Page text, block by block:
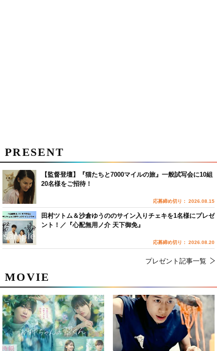
MOVIE
PRESENT
【監督登壇】『猫たちと7000マイルの旅』一般試写会に10組
20名様をご招待！
応募締め切り： 2026.08.15
田村ツトム＆沙倉ゆうののサイン入りチェキを1名様にプレゼ
ント！／『心配無用ノ介 天下御免』
応募締め切り： 2026.08.20
プレゼント記事一覧